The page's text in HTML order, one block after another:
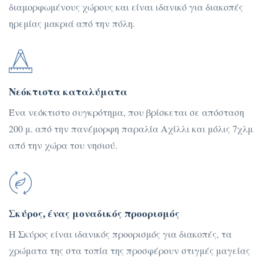
διαμορφωμένους χώρους και είναι ιδανικό για διακοπές
ηρεμίας μακριά από την πόλη.
Νεόκτιστα καταλύματα
Ένα νεόκτιστο συγκρότημα, που βρίσκεται σε απόσταση
200 μ. από την πανέμορφη παραλία Αχίλλι και μόλις 7χλμ
από την χώρα του νησιού.
Σκύρος, ένας μοναδικός προορισμός
Η Σκύρος είναι ιδανικός προορισμός για διακοπές, τα
χρώματα της στα τοπία της προσφέρουν στιγμές μαγείας